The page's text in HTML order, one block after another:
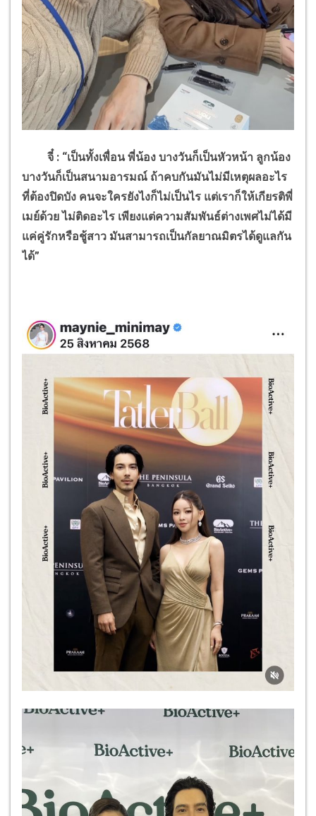
จี๋ : “เป็นทั้งเพื่อน พี่น้อง บางวันก็เป็นหัวหน้า ลูกน้อง
บางวันก็เป็นสนามอารมณ์ ถ้าคบกันมันไม่มีเหตุผลอะไร
ที่ต้องปิดบัง คนจะใครยังไงก็ไม่เป็นไร แต่เราก็ให้เกียรติพี่
เมย์ด้วย ไม่ติดอะไร เพียงแต่ความสัมพันธ์ต่างเพศไม่ได้มี
แค่คู่รักหรือชู้สาว มันสามารถเป็นกัลยาณมิตรได้ดูแลกัน
ได้”